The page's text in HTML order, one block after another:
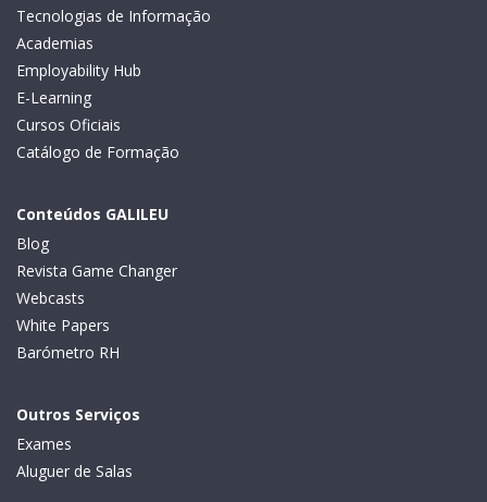
Tecnologias de Informação
Academias
Employability Hub
E-Learning
Cursos Oficiais
Catálogo de Formação
Conteúdos GALILEU
Blog
Revista Game Changer
Webcasts
White Papers
Barómetro RH
Outros Serviços
Exames
Aluguer de Salas